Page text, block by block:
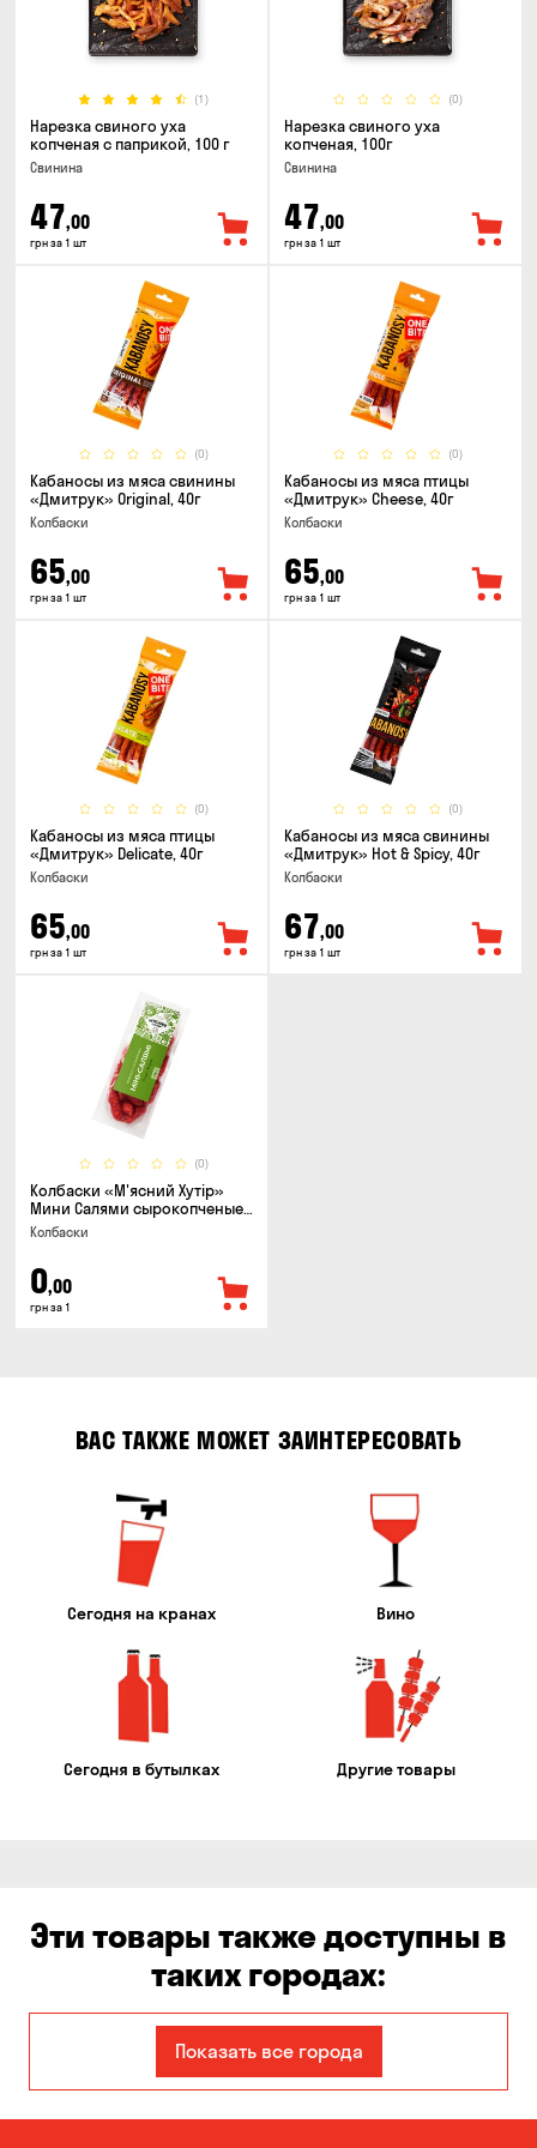
(1)
Нарезка свиного уха
копченая с паприкой, 100 г
Свинина
47,00
грн за 1 шт
(0)
Нарезка свиного уха
копченая, 100г
Свинина
47,00
грн за 1 шт
(0)
Кабаносы из мяса свинины
«Дмитрук» Original, 40г
Колбаски
65,00
грн за 1 шт
(0)
Кабаносы из мяса птицы
«Дмитрук» Cheese, 40г
Колбаски
65,00
грн за 1 шт
(0)
Кабаносы из мяса птицы
«Дмитрук» Delicate, 40г
Колбаски
65,00
грн за 1 шт
(0)
Кабаносы из мяса свинины
«Дмитрук» Hot & Spicy, 40г
Колбаски
67,00
грн за 1 шт
(0)
Колбаски «М'ясний Хутір»
Мини Салями сырокопченые,
150г
Колбаски
0,00
грн за 1
ВАС ТАКЖЕ МОЖЕТ ЗАИНТЕРЕСОВАТЬ
Сегодня на кранах Вино
Сегодня в бутылках Другие товары
Эти товары также доступны в
таких городах:
Авангард
Бабурка Балабино
Показать все города